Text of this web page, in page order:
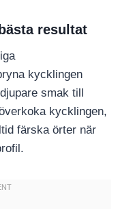
resultat
kycklingen
smak till
kycklingen,
färska örter när